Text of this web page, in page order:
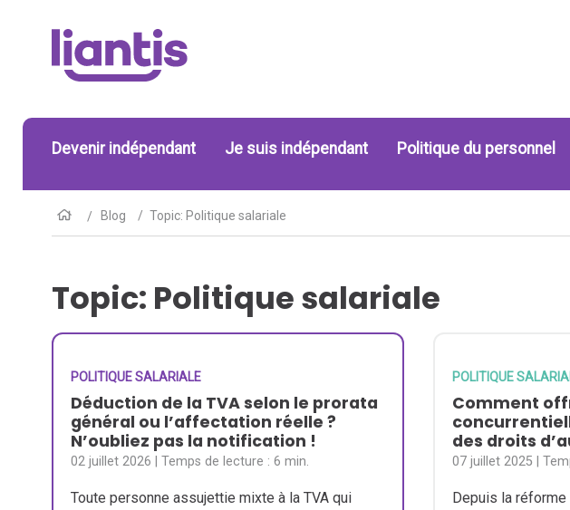
Devenir indépendant Je suis indépendant Politique du personnel
Blog Topic: Politique salariale
Topic: Politique salariale
POLITIQUE SALARIALE
Déduction de la TVA selon le prorata
général ou l’affectation réelle ?
N’oubliez pas la notification !
02 juillet 2026 | Temps de lecture :6 min.
Toute personne assujettie mixte à la TVA qui
POLITIQUE
Comment
des droits
07 juillet 2025 |
Depuis la